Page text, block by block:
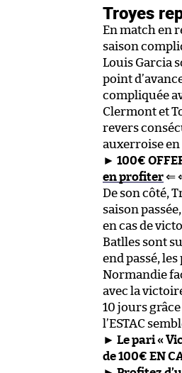
Troyes
En match en
saison
Louis Garcia
point
compliquée
Clermont et
revers
auxerroise en
► 100€
en profiter⇐
De son côté,
saison
en cas de
Batlles sont
end passé,
Normandie
avec la
10 jours
l’ESTAC
► Le pari «
de 100€ EN